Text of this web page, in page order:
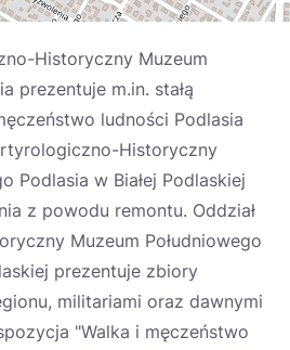
Historyczny Muzeum
prezentuje m.in. stałą
ludności Podlasia
Historyczny
Podlasia w Białej Podlaskiej
z powodu remontu. Oddział
Muzeum Południowego
prezentuje zbiory
militariami oraz dawnymi
"Walka i męczeństwo